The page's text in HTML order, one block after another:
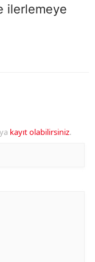
ilerlemeye
kayıt olabilirsiniz.